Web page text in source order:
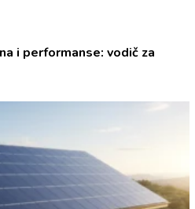
i performanse: vodič za